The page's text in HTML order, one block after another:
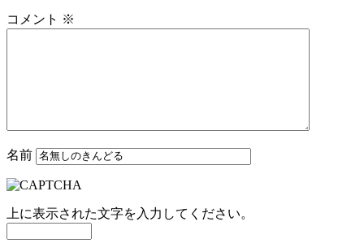
コメント ※
名前
上に表示された文字を入力してください。